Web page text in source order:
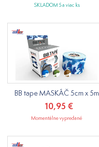
SKLADOM 5 a viac ks
BB tape MASKÁČ 5cm x 5m
10,95 €
Momentálne vypredané